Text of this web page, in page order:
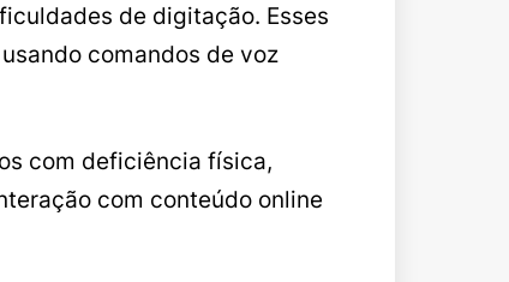
de digitação. Esses
comandos de voz
com deficiência física,
com conteúdo online